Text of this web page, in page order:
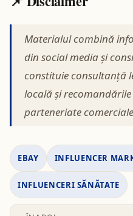
Materialul combină
din social media şi
constituie consultanţă
locală şi
parteneriate
EBAY INFLUENCER
INFLUENCERI SĂNĂTATE